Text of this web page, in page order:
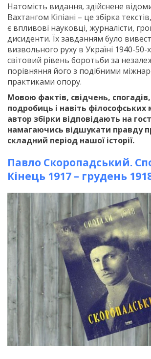
Натомість видання, здійснене
Вахтангом Кіпіані – це збірка
є впливові науковці, журналісти,
дисиденти. Їх завданням було
визвольного руху в Україні 1940-50-
світовий рівень боротьби за
порівняння його з подібними
практиками опору.
Мовою фактів, свідчень,
подробиць і навіть філософських
автор збірки відповідають на
намагаючись відшукати правду
складний період нашої історії.
Павло Скоропадський.
Кінець 1917 – грудень